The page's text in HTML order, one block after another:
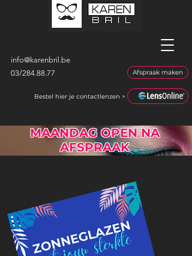
info@karenbril.be
03/284.88.77 Afspraak maken
Bestel hier je contactlenzen >
MAANDAG OPEN NA
AFSPRAAK